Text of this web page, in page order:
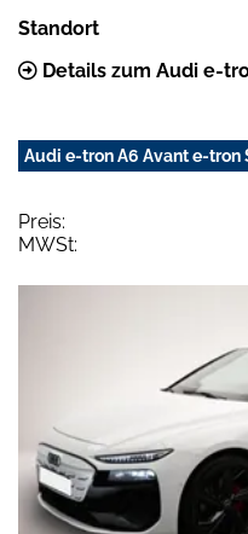
Standort
Details zum Audi e-
Audi e-tron A6 Avant e-tron
Preis:
MWSt: